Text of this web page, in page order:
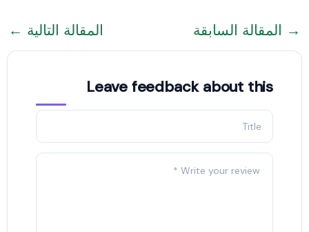
→ المقالة السابقة المقالة التالية ←
Leave feedback about this